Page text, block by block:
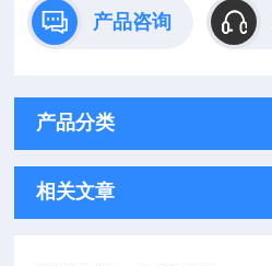
产品咨询
产品分类
相关文章